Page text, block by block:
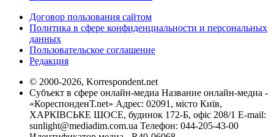
Договор пользования сайтом
Политика в сфере конфиденциальности и персональных
данных
Пользовательское соглашение
Редакция
© 2000-2026, Korrespondent.net
Субъект в сфере онлайн-медиа Название онлайн-медиа -
«КореспонденТ.net» Адрес: 02091, місто Київ,
ХАРКІВСЬКЕ ШОСЕ, будинок 172-Б, офіс 208/1 E-mail:
sunlight@mediadim.com.ua Телефон: 044-205-43-00